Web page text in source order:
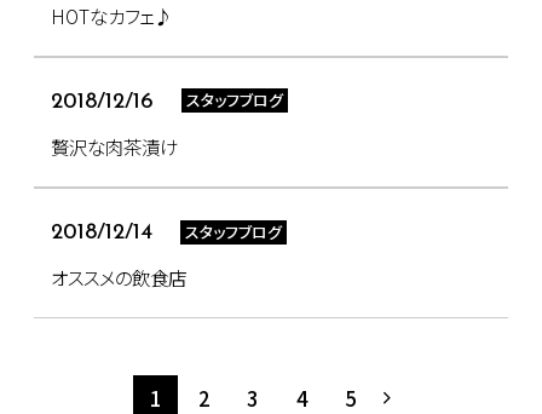
HOTなカフェ♪
2018/12/16 スタッフブログ
贅沢な肉茶漬け
2018/12/14 スタッフブログ
オススメの飲食店
1 2 3 4 5